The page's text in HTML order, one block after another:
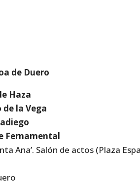
de Duero
Haza
la Vega
Fernamental
Ana’. Salón de actos (Plaza